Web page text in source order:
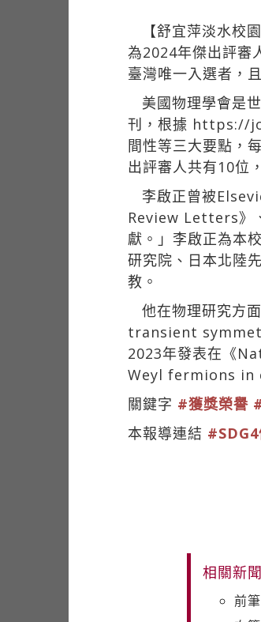
【舒宜萍淡水
為2024年傑出評審
臺灣唯一入選者，
美國物理學會是
刊，根據 https://
間性等三大要點，
出評審人共有10位
李啟正曾被
Review Letters》
獻。」李啟正為本
研究院、日本北陸
教。
他在物理研究
transient
2023年發表在《
Weyl fermions in
關鍵字 #獲獎榮譽
本報導連結
相關新聞
前